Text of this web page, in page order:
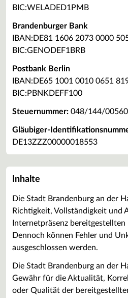
BIC:WELADED1PMB
Brandenburger Bank
IBAN:DE81 1606 2073 0000
BIC:GENODEF1BRB
Postbank Berlin
IBAN:DE65 1001 0010 0651
BIC:PBNKDEFF100
Steuernummer: 048/144/00560
Gläubiger-
DE13ZZZ00000018553
Inhalte
Die Stadt Brandenburg an der
Richtigkeit, Vollständigkeit und
Internetpräsenz
Dennoch können Fehler und
ausgeschlossen werden.
Die Stadt Brandenburg an der
Gewähr für die Aktualität,
oder Qualität der